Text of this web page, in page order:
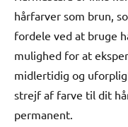
hårfarver som brun,
fordele ved at bruge
mulighed for at
midlertidig og
strejf af farve til dit
permanent.